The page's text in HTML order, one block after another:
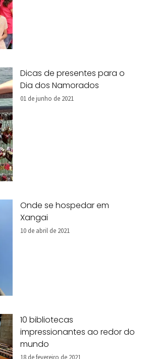
Dicas de presentes para o
Dia dos Namorados
01 de junho de 2021
Onde se hospedar em
Xangai
10 de abril de 2021
10 bibliotecas
impressionantes ao redor do
mundo
18 de fevereiro de 2021